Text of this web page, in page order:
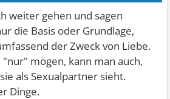
weiter gehen und sagen
die Basis oder Grundlage,
der Zweck von Liebe.
mögen, kann man auch,
als Sexualpartner sieht.
Dinge.